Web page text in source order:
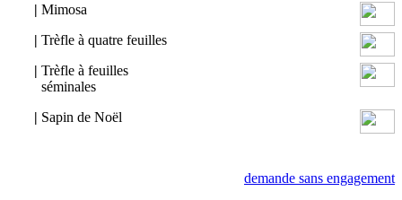
| Mimosa
| Trèfle à quatre feuilles
| Trèfle à feuilles
séminales
| Sapin de Noël
demande sans engagement